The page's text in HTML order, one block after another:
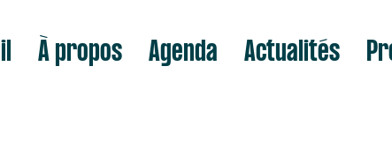
À propos Agenda Actualités